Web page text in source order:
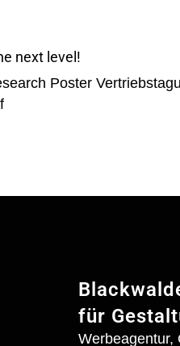
next level!
für
Werbeagentur,